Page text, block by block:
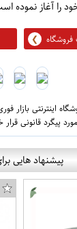
اینترنتی بازار
مورد پیگرد قانونی
پیشنهاد هایی